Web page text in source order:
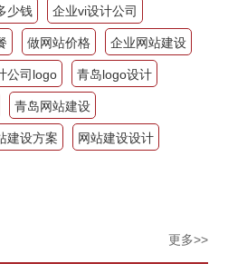
少钱 企业vi设计公司
做网站价格 企业网站建设
公司logo 青岛logo设计
青岛网站建设
建设方案 网站建设设计
更多>>